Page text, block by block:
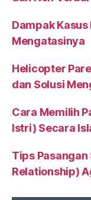
Dampak
Mengatasinya
Helicopter
dan Solusi
Cara Memilih
Istri) Secara
Tips Pasangan
Relationship)